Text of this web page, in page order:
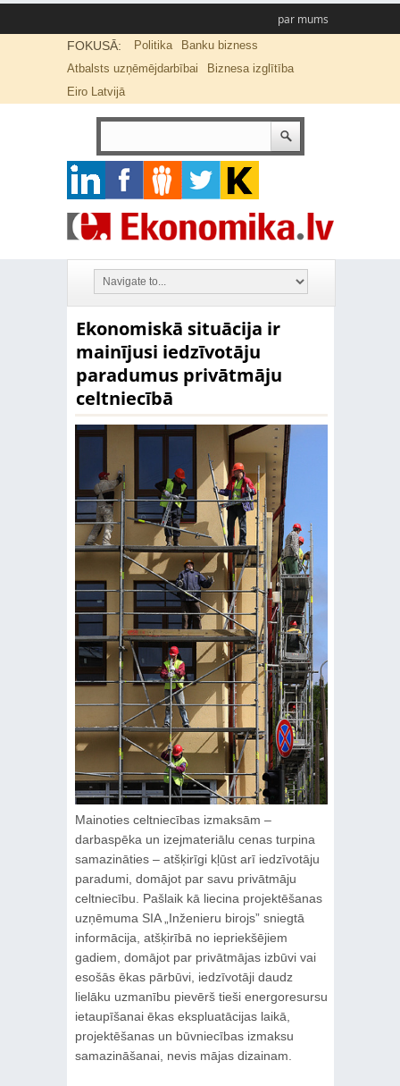
par mums
FOKUSĀ: Politika
Banku bizness
Atbalsts uzņēmējdarbībai
Biznesa izglītība
Eiro Latvijā
Ekonomiskā situācija ir
mainījusi iedzīvotāju
paradumus privātmāju
celtniecībā
Mainoties celtniecības izmaksām –
darbaspēka un izejmateriālu cenas turpina
samazināties – atšķirīgi kļūst arī iedzīvotāju
paradumi, domājot par savu privātmāju
celtniecību. Pašlaik kā liecina projektēšanas
uzņēmuma SIA „Inženieru birojs” sniegtā
informācija, atšķirībā no iepriekšējiem
gadiem, domājot par privātmājas izbūvi vai
esošās ēkas pārbūvi, iedzīvotāji daudz
lielāku uzmanību pievērš tieši energoresursu
ietaupīšanai ēkas ekspluatācijas laikā,
projektēšanas un būvniecības izmaksu
samazināšanai, nevis mājas dizainam.